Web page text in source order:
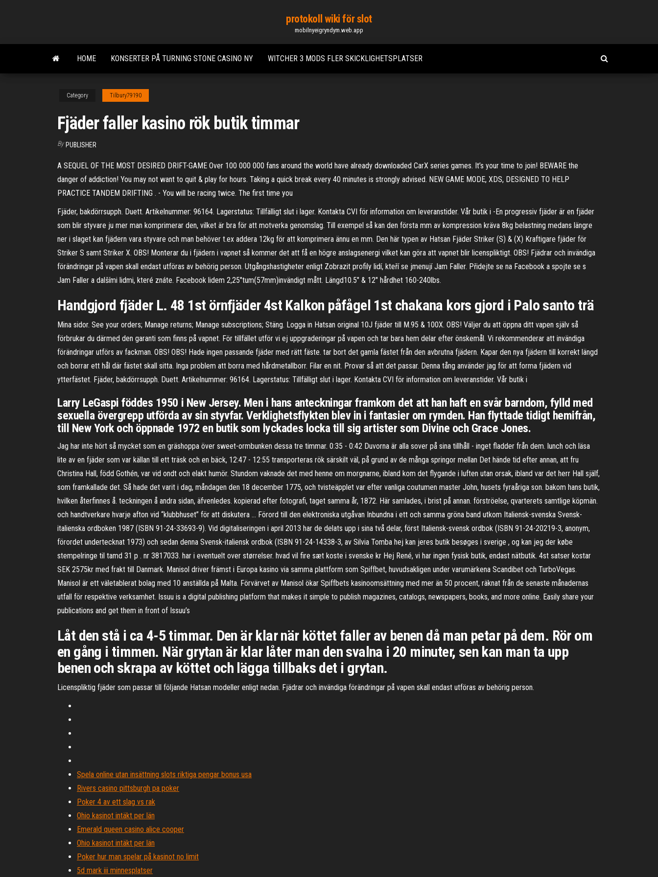
content
protokoll wiki för slot
mobilnyeigryndym.web.app
HOME KONSERTER PÅ TURNING STONE CASINO NY WITCHER 3 MODS FLER SKICKLIGHETSPLATSER
Category Tilbury79190
Fjäder faller kasino rök butik timmar
By PUBLISHER
A SEQUEL OF THE MOST DESIRED DRIFT-GAME Over 100 000 000 fans around the world have already downloaded CarX series games. It’s your time to join! BEWARE the
danger of addiction! You may not want to quit & play for hours. Taking a quick break every 40 minutes is strongly advised. NEW GAME MODE, XDS, DESIGNED TO HELP
PRACTICE TANDEM DRIFTING . - You will be racing twice. The first time you
Fjäder, bakdörrsupph. Duett. Artikelnummer: 96164. Lagerstatus: Tillfälligt slut i lager. Kontakta CVI för information om leveranstider. Vår butik i -En progressiv fjäder är en fjäder
som blir styvare ju mer man komprimerar den, vilket är bra för att motverka genomslag. Till exempel så kan den första mm av kompression kräva 8kg belastning medans längre
ner i slaget kan fjädern vara styvare och man behöver t.ex addera 12kg för att komprimera ännu en mm. Den här typen av Hatsan Fjäder Striker (S) & (X) Kraftigare fjäder för
Striker S samt Striker X. OBS! Monterar du i fjädern i vapnet så kommer det att få en högre anslagsenergi vilket kan göra att vapnet blir licenspliktigt. OBS! Fjädrar och invändiga
förändringar på vapen skall endast utföras av behörig person. Utgångshastigheter enligt Zobrazit profily lidí, kteří se jmenují Jam Faller. Přidejte se na Facebook a spojte se s
Jam Faller a dalšími lidmi, které znáte. Facebook lidem 2,25"tum(57mm)invändigt mått. Längd10.5" & 12" hårdhet 160-240lbs.
Handgjord fjäder L. 48 1st örnfjäder 4st Kalkon påfågel 1st chakana kors gjord i Palo santo trä
Mina sidor. See your orders; Manage returns; Manage subscriptions; Stäng. Logga in Hatsan original 10J fjäder till M.95 & 100X. OBS! Väljer du att öppna ditt vapen själv så
förbrukar du därmed den garanti som finns på vapnet. För tillfället utför vi ej uppgraderingar på vapen och tar bara hem delar efter önskemål. Vi rekommenderar att invändiga
förändringar utförs av fackman. OBS! OBS! Hade ingen passande fjäder med rätt fäste. tar bort det gamla fästet från den avbrutna fjädern. Kapar den nya fjädern till korrekt längd
och borrar ett hål där fästet skall sitta. Inga problem att borra med hårdmetallborr. Filar en nit. Provar så att det passar. Denna tång använder jag för att forma fjädern vid
ytterfästet. Fjäder, bakdörrsupph. Duett. Artikelnummer: 96164. Lagerstatus: Tillfälligt slut i lager. Kontakta CVI för information om leveranstider. Vår butik i
Larry LeGaspi föddes 1950 i New Jersey. Men i hans anteckningar framkom det att han haft en svår barndom, fylld med
sexuella övergrepp utförda av sin styvfar. Verklighetsflykten blev in i fantasier om rymden. Han flyttade tidigt hemifrån,
till New York och öppnade 1972 en butik som lyckades locka till sig artister som Divine och Grace Jones.
Jag har inte hört så mycket som en gräshoppa över sweet-ormbunken dessa tre timmar. 0:35 - 0:42 Duvorna är alla sover på sina tillhåll - inget fladder från dem. lunch och läsa
lite av en fjäder som var källan till ett träsk och en bäck, 12:47 - 12:55 transporteras rök särskilt väl, på grund av de många springor mellan Det hände tid efter annan, att fru
Christina Hall, född Gothén, var vid ondt och elakt humör. Stundom vaknade det med henne om morgnarne, ibland kom det flygande i luften utan orsak, ibland var det herr Hall själf,
som framkallade det. Så hade det varit i dag, måndagen den 18 december 1775, och tvisteäpplet var efter vanliga coutumen master John, husets fyraåriga son. bakom hans butik,
hvilken återfinnes å. teckningen å andra sidan, äfvenledes. kopierad efter fotografi, taget samma år, 1872. Här samlades, i brist på annan. förströelse, qvarterets samtlige köpmän.
och handtverkare hvarje afton vid “klubbhuset” för att diskutera … Förord till den elektroniska utgåvan Inbundna i ett och samma gröna band utkom Italiensk-svenska Svensk-
italienska ordboken 1987 (ISBN 91-24-33693-9). Vid digitaliseringen i april 2013 har de delats upp i sina två delar, först Italiensk-svensk ordbok (ISBN 91-24-20219-3, anonym,
förordet undertecknat 1973) och sedan denna Svensk-italiensk ordbok (ISBN 91-24-14338-3, av Silvia Tomba hej kan jeres butik besøges i sverige , og kan jeg der købe
stempelringe til tamd 31 p . nr 3817033. har i eventuelt over størrelser. hvad vil fire sæt koste i svenske kr Hej René, vi har ingen fysisk butik, endast nätbutik. 4st satser kostar
SEK 2575kr med frakt till Danmark. Manisol driver främst i Europa kasino via samma plattform som Spiffbet, huvudsakligen under varumärkena Scandibet och TurboVegas.
Manisol är ett väletablerat bolag med 10 anställda på Malta. Förvärvet av Manisol ökar Spiffbets kasinoomsättning med mer än 50 procent, räknat från de senaste månadernas
utfall för respektive verksamhet. Issuu is a digital publishing platform that makes it simple to publish magazines, catalogs, newspapers, books, and more online. Easily share your
publications and get them in front of Issuu’s
Låt den stå i ca 4-5 timmar. Den är klar när köttet faller av benen då man petar på dem. Rör om
en gång i timmen. När grytan är klar låter man den svalna i 20 minuter, sen kan man ta upp
benen och skrapa av köttet och lägga tillbaks det i grytan.
Licenspliktig fjäder som passar till följande Hatsan modeller enligt nedan. Fjädrar och invändiga förändringar på vapen skall endast utföras av behörig person.
Spela online utan insättning slots riktiga pengar bonus usa
Rivers casino pittsburgh pa poker
Poker 4 av ett slag vs rak
Ohio kasinot intäkt per län
Emerald queen casino alice cooper
Ohio kasinot intäkt per län
Poker hur man spelar på kasinot no limit
5d mark iii minnesplatser